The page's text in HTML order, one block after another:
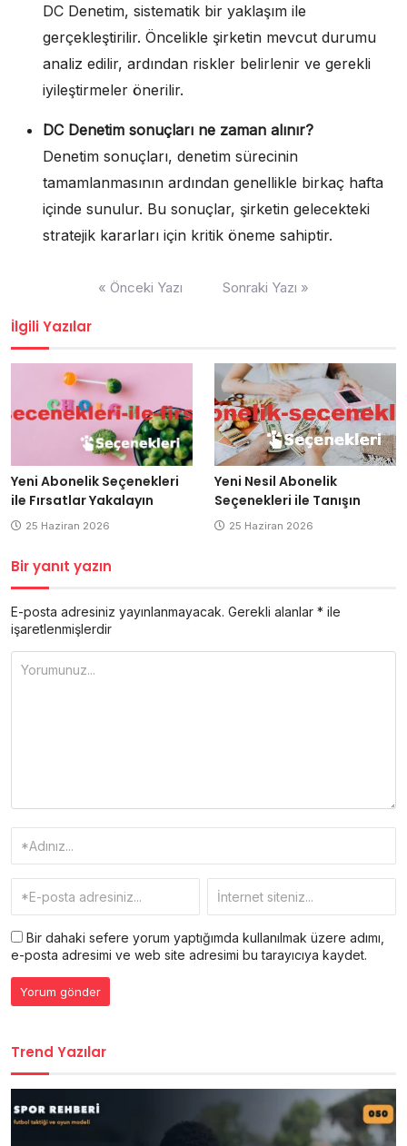
DC Denetim, sistematik bir yaklaşım ile
gerçekleştirilir. Öncelikle şirketin mevcut durumu
analiz edilir, ardından riskler belirlenir ve gerekli
iyileştirmeler önerilir.
DC Denetim sonuçları ne zaman alınır?
Denetim sonuçları, denetim sürecinin
tamamlanmasının ardından genellikle birkaç hafta
içinde sunulur. Bu sonuçlar, şirketin gelecekteki
stratejik kararları için kritik öneme sahiptir.
« Önceki Yazı Sonraki Yazı »
İlgili Yazılar
Yeni Abonelik Seçenekleri
ile Fırsatlar Yakalayın
25 Haziran 2026
Yeni Nesil Abonelik
Seçenekleri ile Tanışın
25 Haziran 2026
Bir yanıt yazın
E-posta adresiniz yayınlanmayacak. Gerekli alanlar * ile
işaretlenmişlerdir
Bir dahaki sefere yorum yaptığımda kullanılmak üzere adımı,
e-posta adresimi ve web site adresimi bu tarayıcıya kaydet.
Trend Yazılar